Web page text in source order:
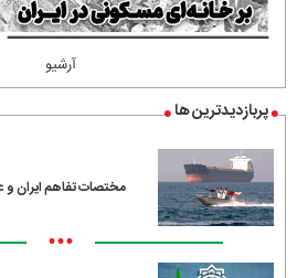
آرشیو
پربازدیدترین ها
مختصات تفاهم ایران و
•••